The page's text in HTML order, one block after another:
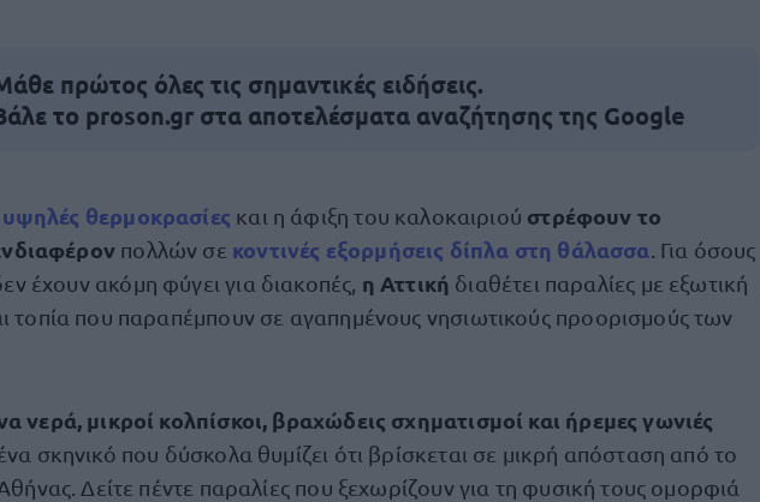
πρώτος όλες τις σημαντικές ειδήσεις.
το proson.gr στα αποτελέσματα αναζήτησης της Google
υψηλές θερμοκρασίες και η άφιξη του καλοκαιριού στρέφουν το
πολλών σε κοντινές εξορμήσεις δίπλα στη θάλασσα . Για όσους
έχουν ακόμη φύγει για διακοπές, η Αττική διαθέτει παραλίες με εξωτική
τοπία που παραπέμπουν σε αγαπημένους νησιωτικούς προορισμούς των
νερά, μικροί κολπίσκοι, βραχώδεις σχηματισμοί και ήρεμες γωνιές
σκηνικό που δύσκολα θυμίζει ότι βρίσκεται σε μικρή απόσταση από το
Δείτε πέντε παραλίες που ξεχωρίζουν για τη φυσική τους ομορφιά